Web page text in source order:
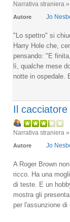
Narrativa straniera
Autore Jo
"Lo spettro" si
Harry Hole che,
pensando: "E
lì, qualche mese
notte in ospedale.
Il
Narrativa straniera
Autore Jo
A Roger Brown
ricco. Ha una
di teste. E un
mostra gli
per l'assunzione